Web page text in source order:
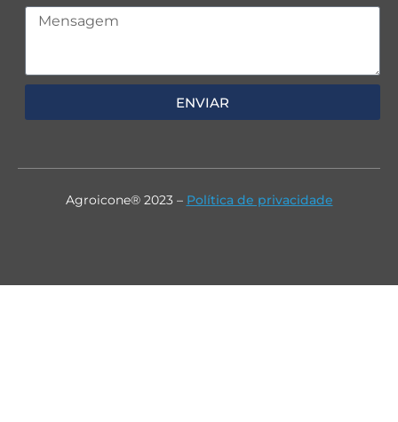
ENVIAR
Agroicone® 2023 – Política de privacidade